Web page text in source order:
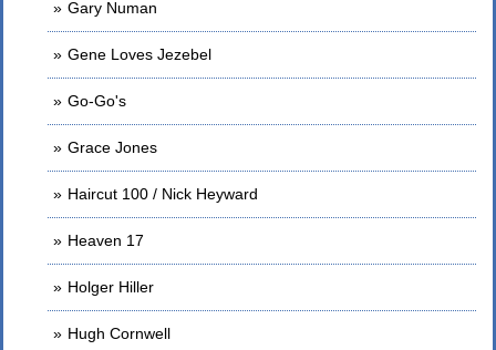
Gary Numan
Gene Loves Jezebel
Go-Go's
Grace Jones
Haircut 100 / Nick Heyward
Heaven 17
Holger Hiller
Hugh Cornwell